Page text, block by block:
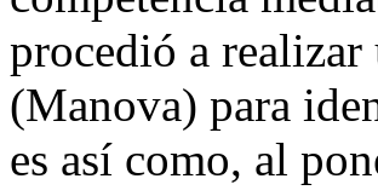
procedió a
(Manova) para
es así como, al